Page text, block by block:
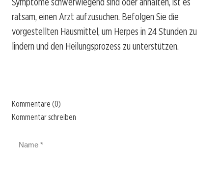
ratsam, einen Arzt aufzusuchen. Befolgen Sie die
vorgestellten Hausmittel, um Herpes in 24 Stunden zu
lindern und den Heilungsprozess zu unterstützen.
Kommentare (0)
Kommentar schreiben